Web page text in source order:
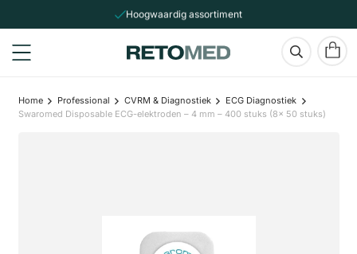
Hoogwaardig assortiment
Home Professional CVRM & Diagnostiek
ECG Diagnostiek
Swaromed Disposable ECG-elektroden – 4 mm – 400 stuks (8x 50 stuks)